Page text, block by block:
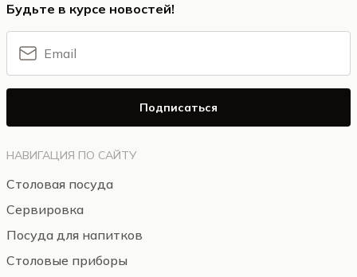
НАВИГАЦИЯ ПО САЙТУ
Столовая посуда
Сервировка
Посуда для напитков
Столовые приборы
Будьте в курсе новостей!
Подписаться